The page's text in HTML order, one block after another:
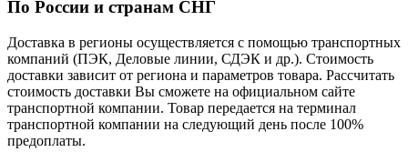
По России и странам СНГ
Доставка в регионы осуществляется с помощью транспортных
компаний (ПЭК, Деловые линии, СДЭК и др.). Стоимость
доставки зависит от региона и параметров товара. Рассчитать
стоимость доставки Вы сможете на официальном сайте
транспортной компании. Товар передается на терминал
транспортной компании на следующий день после 100%
предоплаты.